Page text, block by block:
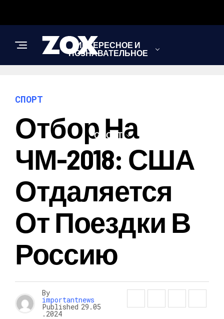
ИНТЕРЕСНОЕ И
ПОЗНАВАТЕЛЬНОЕ
СПОРТ
СПОРТ
Отбор На
ЧМ-2018: США
Отдаляется
От Поездки В
Россию
By
importantnews
Published 29.05
.2024